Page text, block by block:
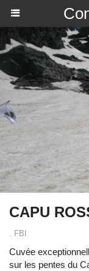
CAPU
. FBI
Cuvée
sur les pentes du